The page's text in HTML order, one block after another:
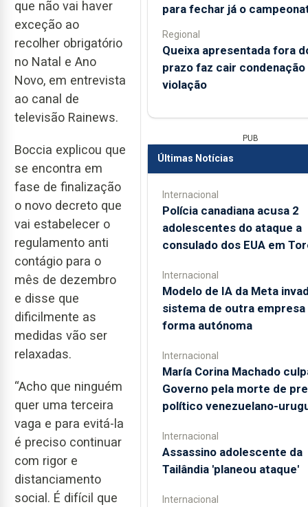
que não vai haver
exceção ao
recolher obrigatório
no Natal e Ano
Novo, em entrevista
ao canal de
televisão Rainews.
Boccia explicou que
se encontra em
fase de finalização
o novo decreto que
vai estabelecer o
regulamento anti
contágio para o
mês de dezembro
e disse que
dificilmente as
medidas vão ser
relaxadas.
“Acho que ninguém
quer uma terceira
vaga e para evitá-la
é preciso continuar
com rigor e
distanciamento
social. É difícil que
para fechar já o
Regional
Queixa apresentada fora
prazo faz cair condenação
violação
PUB
Últimas Notícias
Internacional
Polícia canadiana acusa 2
adolescentes do ataque a
consulado dos EUA em
Internacional
Modelo de IA da Meta
sistema de outra empresa
forma autónoma
Internacional
María Corina Machado
Governo pela morte de
político venezuelano-
Internacional
Assassino adolescente da
Tailândia 'planeou ataque'
Internacional